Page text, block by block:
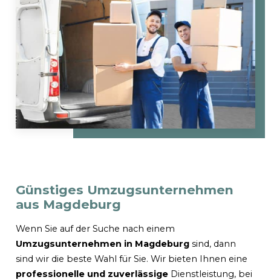
Günstiges Umzugsunternehmen
aus Magdeburg
Wenn Sie auf der Suche nach einem
Umzugsunternehmen in Magdeburgsind, dann
sind wir die beste Wahl für Sie. Wir bieten Ihnen eine
professionelle und zuverlässigeDienstleistung, bei